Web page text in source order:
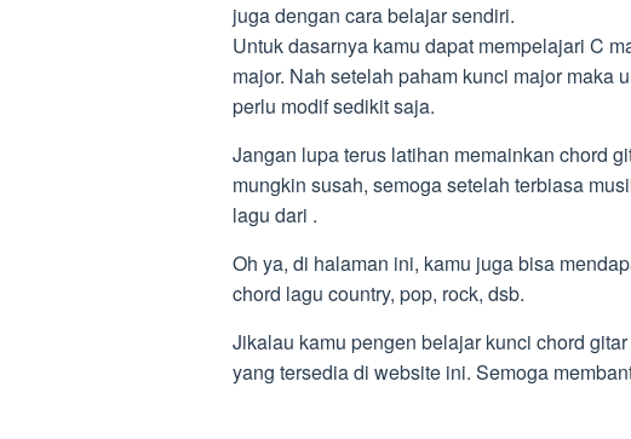
juga dengan cara belajar sendiri.
Untuk dasarnya kamu dapat mempelajari C
major. Nah setelah paham kunci major maka
perlu modif sedikit saja.
Jangan lupa terus latihan memainkan chord
mungkin susah, semoga setelah terbiasa
lagu dari .
Oh ya, di halaman ini, kamu juga bisa
chord lagu country, pop, rock, dsb.
Jikalau kamu pengen belajar kunci chord
yang tersedia di website ini. Semoga